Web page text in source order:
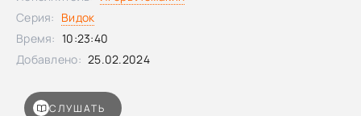
телу, своей должности, освоился с чином титулярного
советника, а также с обязанностями чиновника по
особым поручениям генерал-губернатора Западной
Сибири. Даже близкое общение с оборотнями, домовыми,
лешими и русалками для него стало рутинной работой.
человек? Слушайте!Категория: 18+
СЛУШАТЬ
Серия: Видок
Время: 10:23:40
Добавлено: 25.02.2024